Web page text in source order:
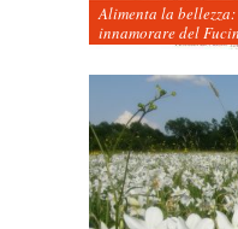
Alimenta la
innamorare del